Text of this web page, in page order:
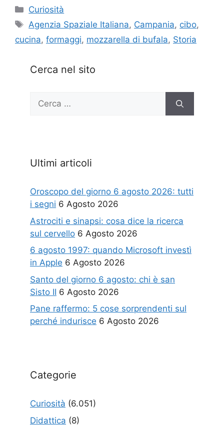
Categorie
Curiosità
Tag
Agenzia Spaziale Italiana, Campania, cibo,
cucina, formaggi, mozzarella di bufala, Storia
Cerca nel sito
Ricerca
Ultimi articoli
Oroscopo del giorno 6 agosto 2026: tutti
i segni 6 Agosto 2026
Astrociti e sinapsi: cosa dice la ricerca
sul cervello 6 Agosto 2026
6 agosto 1997: quando Microsoft investì
in Apple 6 Agosto 2026
Santo del giorno 6 agosto: chi è san
Sisto II 6 Agosto 2026
Pane raffermo: 5 cose sorprendenti sul
perché indurisce 6 Agosto 2026
Categorie
Curiosità (6.051)
Didattica (8)